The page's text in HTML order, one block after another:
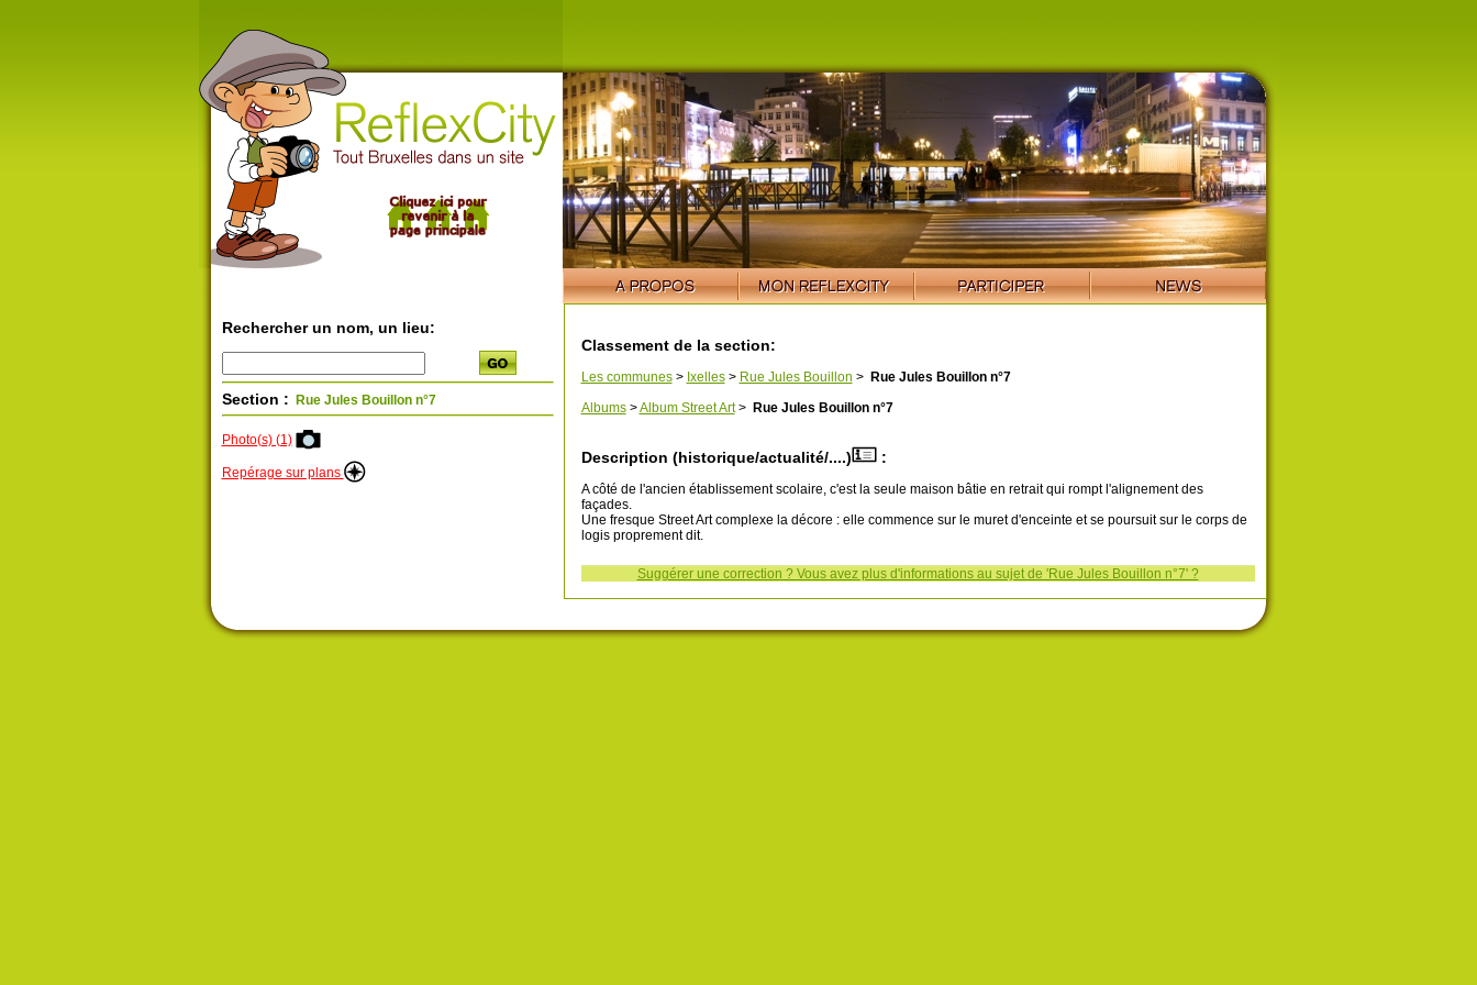
Rechercher un nom, un lieu:
Section : Rue Jules Bouillon n°7
Photo(s) (1)
Repérage sur plans
Classement de la section:
Les communes> Ixelles> Rue Jules Bouillon >
Rue Jules Bouillon n°7
Albums>Album Street Art> Rue Jules Bouillon n°7
Description (historique/actualité/....) :
A côté de l'ancien établissement scolaire, c'est la seule maison bâtie en retrait qui rompt l'alignement des
façades.
Une fresque Street Art complexe la décore : elle commence sur le muret d'enceinte et se poursuit sur le corps de
logis proprement dit.
Suggérer une correction ? Vous avez plus d'informations au sujet de 'Rue Jules Bouillon n°7' ?